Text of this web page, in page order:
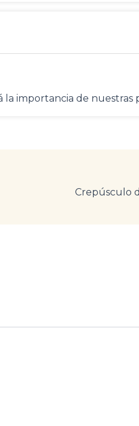
importancia de nuestras
Crepúsculo